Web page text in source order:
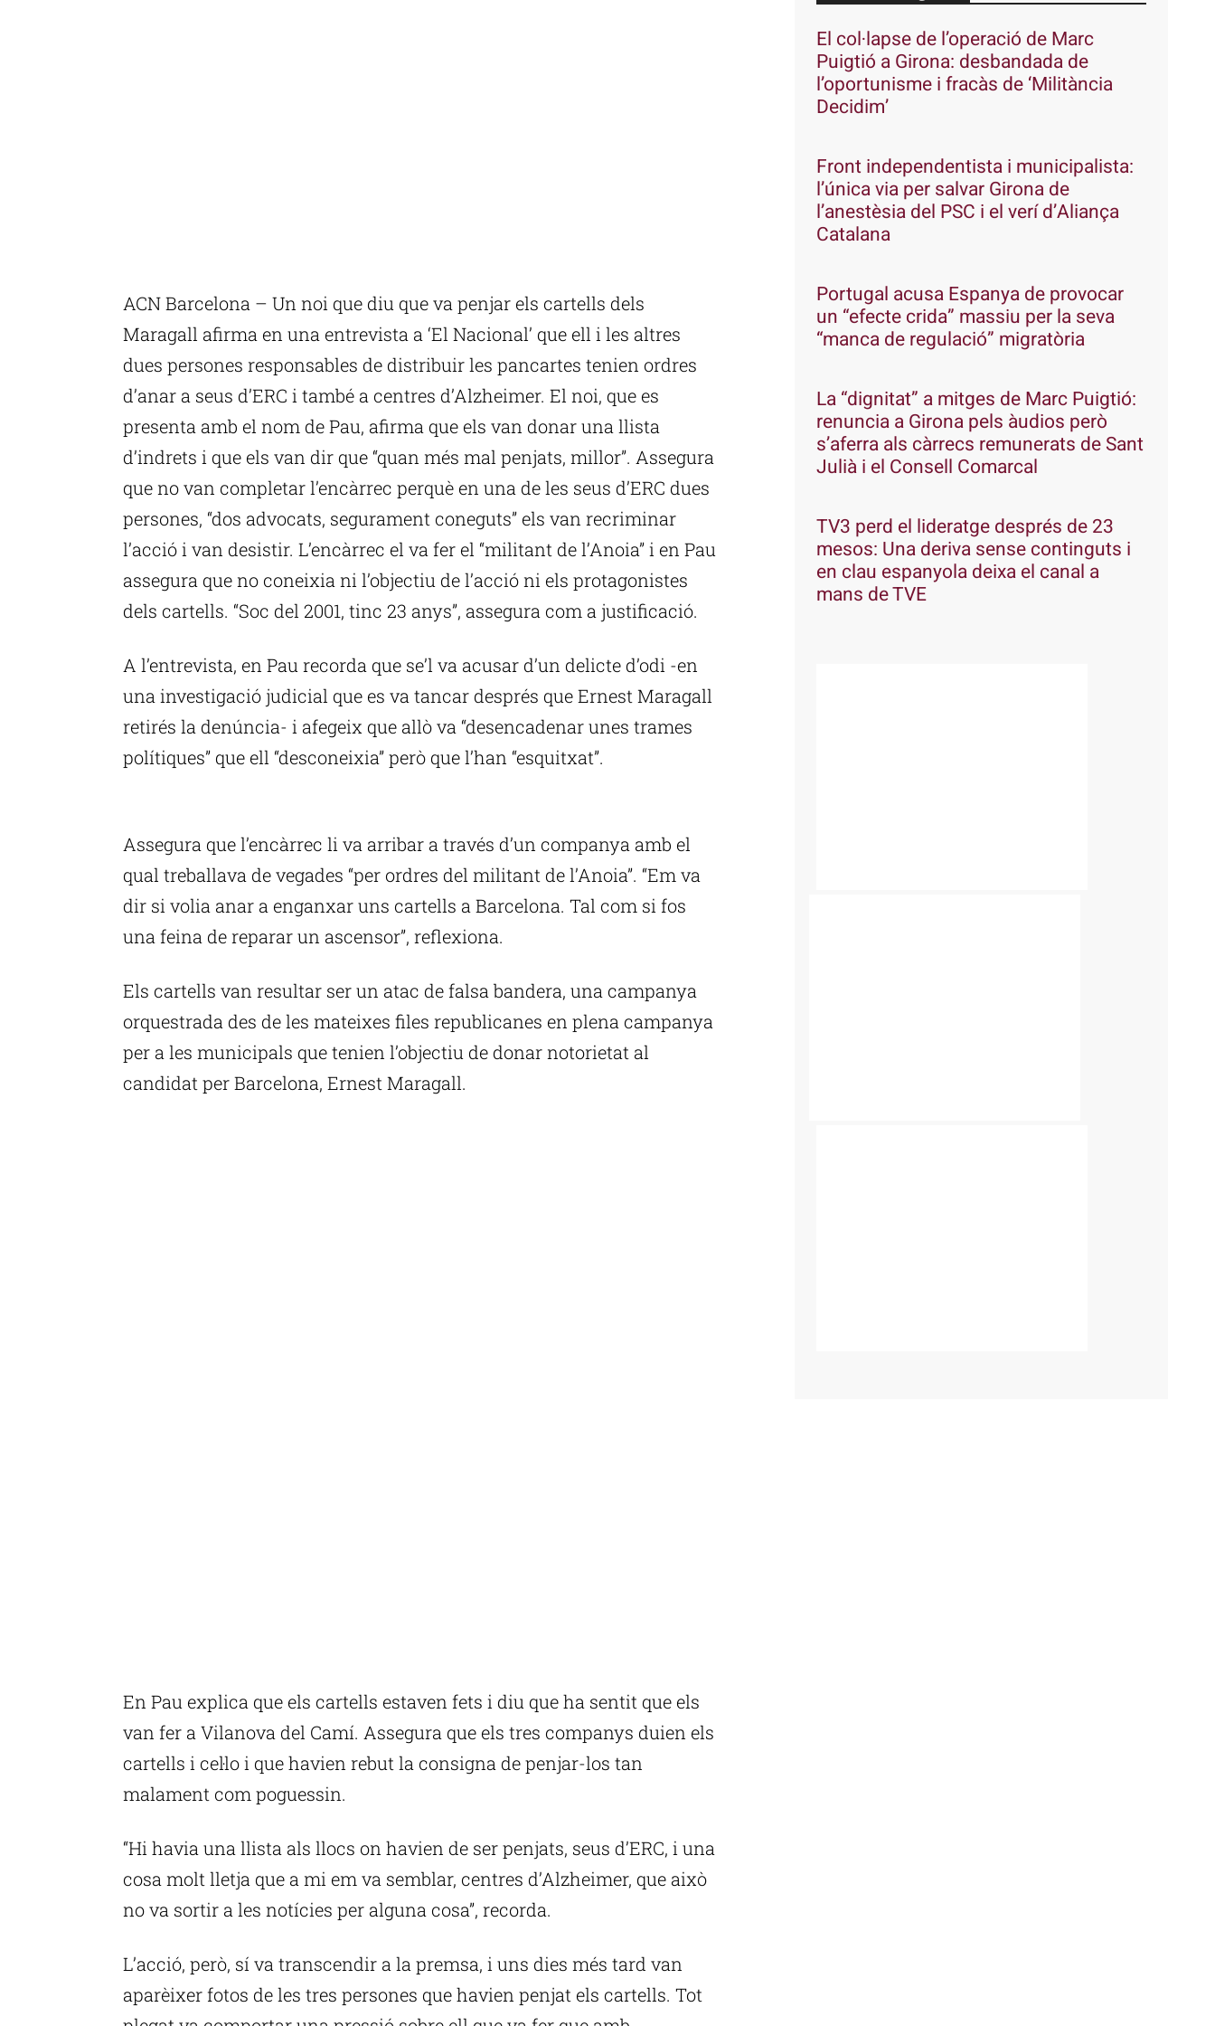
ACN Barcelona – Un noi que diu que va penjar els cartells dels
Maragall afirma en una entrevista a ‘El Nacional’ que ell i les altres
dues persones responsables de distribuir les pancartes tenien ordres
d’anar a seus d’ERC i també a centres d’Alzheimer. El noi, que es
presenta amb el nom de Pau, afirma que els van donar una llista
d’indrets i que els van dir que “quan més mal penjats, millor”. Assegura
que no van completar l’encàrrec perquè en una de les seus d’ERC dues
persones, “dos advocats, segurament coneguts” els van recriminar
l’acció i van desistir. L’encàrrec el va fer el “militant de l’Anoia” i en Pau
assegura que no coneixia ni l’objectiu de l’acció ni els protagonistes
dels cartells. “Soc del 2001, tinc 23 anys”, assegura com a justificació.
A l’entrevista, en Pau recorda que se’l va acusar d’un delicte d’odi -en
una investigació judicial que es va tancar després que Ernest Maragall
retirés la denúncia- i afegeix que allò va “desencadenar unes trames
polítiques” que ell “desconeixia” però que l’han “esquitxat”.
Assegura que l’encàrrec li va arribar a través d’un companya amb el
qual treballava de vegades “per ordres del militant de l’Anoia”. “Em va
dir si volia anar a enganxar uns cartells a Barcelona. Tal com si fos
una feina de reparar un ascensor”, reflexiona.
Els cartells van resultar ser un atac de falsa bandera, una campanya
orquestrada des de les mateixes files republicanes en plena campanya
per a les municipals que tenien l’objectiu de donar notorietat al
candidat per Barcelona, Ernest Maragall.
En Pau explica que els cartells estaven fets i diu que ha sentit que els
van fer a Vilanova del Camí. Assegura que els tres companys duien els
cartells i cel·lo i que havien rebut la consigna de penjar-los tan
malament com poguessin.
“Hi havia una llista als llocs on havien de ser penjats, seus d’ERC, i una
cosa molt lletja que a mi em va semblar, centres d’Alzheimer, que això
no va sortir a les notícies per alguna cosa”, recorda.
L’acció, però, sí va transcendir a la premsa, i uns dies més tard van
aparèixer fotos de les tres persones que havien penjat els cartells. Tot
El col·lapse de l’operació de Marc
Puigtió a Girona: desbandada de
l’oportunisme i fracàs de ‘Militància
Decidim’
Front independentista i municipalista:
l’única via per salvar Girona de
l’anestèsia del PSC i el verí d’Aliança
Catalana
Portugal acusa Espanya de provocar
un “efecte crida” massiu per la seva
“manca de regulació” migratòria
La “dignitat” a mitges de Marc Puigtió:
renuncia a Girona pels àudios però
s’aferra als càrrecs remunerats de Sant
Julià i el Consell Comarcal
TV3 perd el lideratge després de 23
mesos: Una deriva sense continguts i
en clau espanyola deixa el canal a
mans de TVE